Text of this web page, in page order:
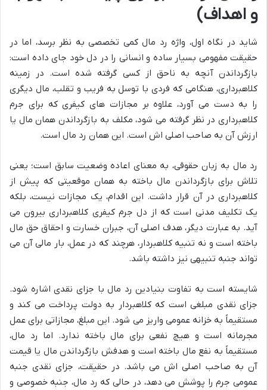
و اهداف)
شاید در نگاه اول، واژه رد مال کمی تخصصی به نظر برسد، اما در
حقیقت مفهومی بسیار ساده و انسانی را در دل خود جای داده است:
بازگرداندن آنچه به ناحق از کسی گرفته شده است. در زمینه
کلاهبرداری، هنگامی که فردی با توسل به فریب و تقلب، مال دیگری
را به دست می آورد، علاوه بر مجازات های کیفری که برای جرم
کلاهبرداری در نظر گرفته می شود، مکلف به بازگرداندن همان مال یا
ارزش آن به صاحب اصلی اش است. این همان رد مال است.
رد مال به زبان حقوقی، به معنای اعاده وضعیت سابق است؛ یعنی
تلاش برای بازگرداندن مال باخته به همان موقعیتی که پیش از
کلاهبرداری در آن قرار داشت. این اقدام، یک مجازات نیست، بلکه
یک تکلیف مدنی است که از دل جرم کیفری کلاهبرداری بیرون می
آید. به عبارت دیگر، هدف اصلی آن، جبران خسارت و احقاق حق مال
باخته است و نه تنبیه کلاهبردار، هرچند که در عمل، بار مالی آن می
تواند جنبه تنبیهی نیز داشته باشد.
شایسته است به تفاوت بنیادین رد مال با جزای نقدی اشاره شود.
جزای نقدی مبلغی است که کلاهبردار به دولت پرداخت می کند و
مستقیماً به خزانه عمومی واریز می شود. این مبلغ، مجازاتی برای عمل
مجرمانه است و هیچ نفعی برای مال باخته ندارد. اما رد مال،
مستقیماً به نفع مال باخته است و هدفش بازگرداندن مال یا قیمت
آن به صاحب اصلی اش می باشد. در حقیقت، جزای نقدی جنبه
عمومی جرم را پوشش می دهد، در حالی که رد مال، جنبه خصوصی و